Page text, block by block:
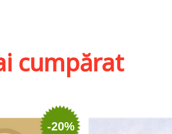
cumpărat
-20%